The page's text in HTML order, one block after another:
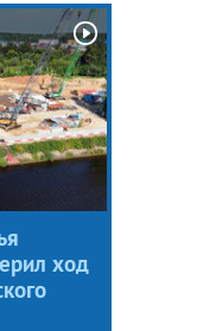
ход